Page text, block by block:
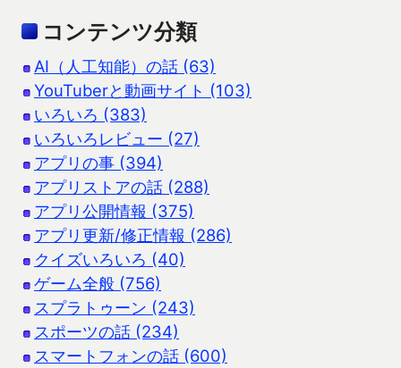
コンテンツ分類
AI（人工知能）の話 (63)
YouTuberと動画サイト (103)
いろいろ (383)
いろいろレビュー (27)
アプリの事 (394)
アプリストアの話 (288)
アプリ公開情報 (375)
アプリ更新/修正情報 (286)
クイズいろいろ (40)
ゲーム全般 (756)
スプラトゥーン (243)
スポーツの話 (234)
スマートフォンの話 (600)